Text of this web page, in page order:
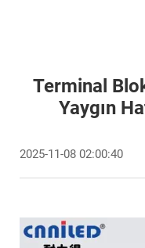
Terminal
Yaygın
2025-11-08 02:00:40